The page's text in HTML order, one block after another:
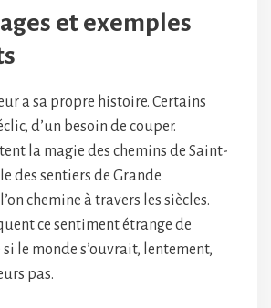
et exemples
a sa propre histoire. Certains
d’un besoin de couper.
la magie des chemins de Saint-
des sentiers de Grande
chemine à travers les siècles.
ce sentiment étrange de
si le monde s’ouvrait, lentement,
pas.